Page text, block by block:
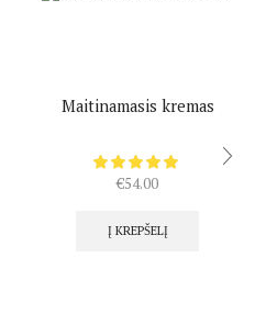
Maitinamasis kremas
€54.00
Į KREPŠELĮ